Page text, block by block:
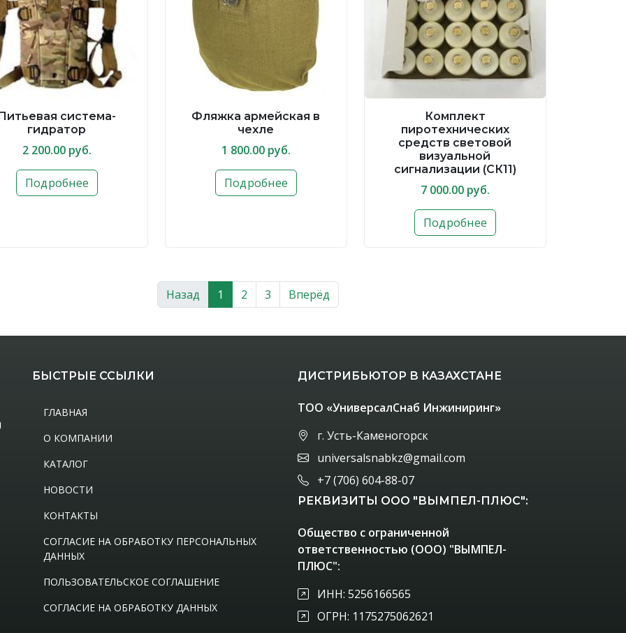
система-
гидратор
2 200.00 руб.
Подробнее
Фляжка армейская в
чехле
1 800.00 руб.
Подробнее
Комплект
пиротехнических
средств световой
визуальной
сигнализации (СК11)
7 000.00 руб.
Подробнее
Назад 1 2 3 Вперёд
БЫСТРЫЕ ССЫЛКИ
ГЛАВНАЯ
О КОМПАНИИ
КАТАЛОГ
НОВОСТИ
КОНТАКТЫ
СОГЛАСИЕ НА ОБРАБОТКУ ПЕРСОНАЛЬНЫХ
ДАННЫХ
ПОЛЬЗОВАТЕЛЬСКОЕ СОГЛАШЕНИЕ
СОГЛАСИЕ НА ОБРАБОТКУ ДАННЫХ
ДИСТРИБЬЮТОР В КАЗАХСТАНЕ
ТОО «УниверсалСнаб Инжиниринг»
г. Усть-Каменогорск
universalsnabkz@gmail.com
+7 (706) 604-88-07
РЕКВИЗИТЫ ООО "ВЫМПЕЛ-ПЛЮС":
Общество с ограниченной
ответственностью (ООО) "ВЫМПЕЛ-
ПЛЮС":
ИНН: 5256166565
ОГРН: 1175275062621